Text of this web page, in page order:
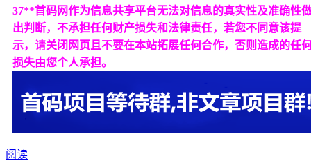
37**首码网作为信息共享平台无法对信息的真实性及准确性
出判断，不承担任何财产损失和法律责任，若您不同意该提
示，请关闭网页且不要在本站拓展任何合作，否则造成的任
损失由您个人承担。
阅读